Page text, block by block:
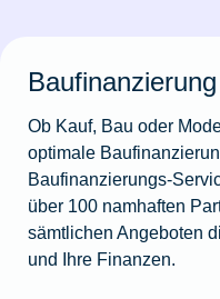
Baufinanzierung
Ob Kauf, Bau oder
optimale
Baufinanzierungs-
über 100 namhaften
sämtlichen Angeboten
und Ihre Finanzen.